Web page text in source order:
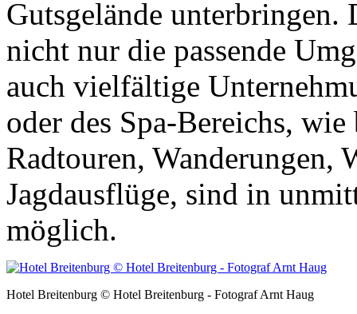
Gutsgelände unterbringen.
nicht nur die passende
auch vielfältige
oder des Spa-Bereichs,
Radtouren, Wanderungen,
Jagdausflüge, sind in
möglich.
Hotel Breitenburg © Hotel Breitenburg - Fotograf Arnt Haug